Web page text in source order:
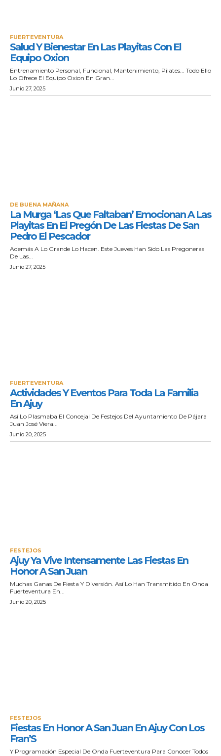
FUERTEVENTURA
Salud Y Bienestar En Las Playitas Con El
Equipo Oxion
Entrenamiento Personal, Funcional, Mantenimiento, Pilates... Todo Ello
Lo Ofrece El Equipo Oxion En Gran...
Junio 27, 2025
DE BUENA MAÑANA
La Murga ‘Las Que Faltaban’ Emocionan A Las
Playitas En El Pregón De Las Fiestas De San
Pedro El Pescador
Además A Lo Grande Lo Hacen. Este Jueves Han Sido Las Pregoneras
De Las...
Junio 27, 2025
FUERTEVENTURA
Actividades Y Eventos Para Toda La Familia
En Ajuy
Así Lo Plasmaba El Concejal De Festejos Del Ayuntamiento De Pájara
Juan José Viera...
Junio 20, 2025
FESTEJOS
Ajuy Ya Vive Intensamente Las Fiestas En
Honor A San Juan
Muchas Ganas De Fiesta Y Diversión. Así Lo Han Transmitido En Onda
Fuerteventura En...
Junio 20, 2025
FESTEJOS
Fiestas En Honor A San Juan En Ajuy Con Los
Fran’S
Y Programación Especial De Onda Fuerteventura Para Conocer Todos